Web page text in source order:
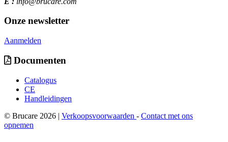
Onze newsletter
Aanmelden
Documenten
Catalogus
CE
Handleidingen
© Brucare 2026 | Verkoopsvoorwaarden - Contact met ons
opnemen